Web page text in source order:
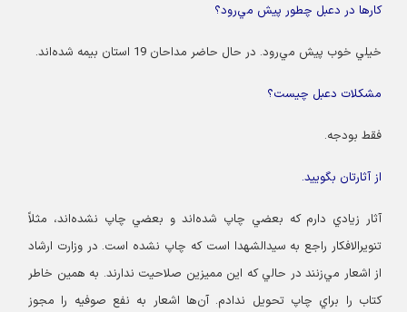
كارها در دعبل چطور پيش‌ مي‌رود؟
خيلي خوب پيش مي‌رود. در حال حاضر مداحان 19 استان بيمه شده‌اند.
مشكلات دعبل چيست؟
فقط بودجه.
از آثارتان بگوييد.
آثار زيادي دارم كه بعضي چاپ شده‌اند و بعضي چاپ نشده‌اند، مثلاً
تنويرالافكار راجع به سيدالشهدا است كه چاپ نشده است. در وزارت ارشاد
از اشعار مي‌زنند در حالي كه اين مميزين صلاحيت ندارند. به همين خاطر
كتاب را براي چاپ تحويل ندادم. آن‌ها اشعار به نفع صوفيه را مجوز